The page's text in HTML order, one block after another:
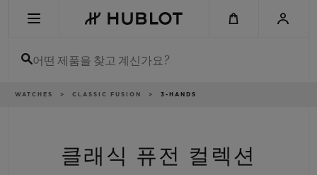
어떤 제품을 찾고 계신가요?
이
WATCHES CLASSIC FUSION 3-HANDS
클래식 퓨전 컬렉션